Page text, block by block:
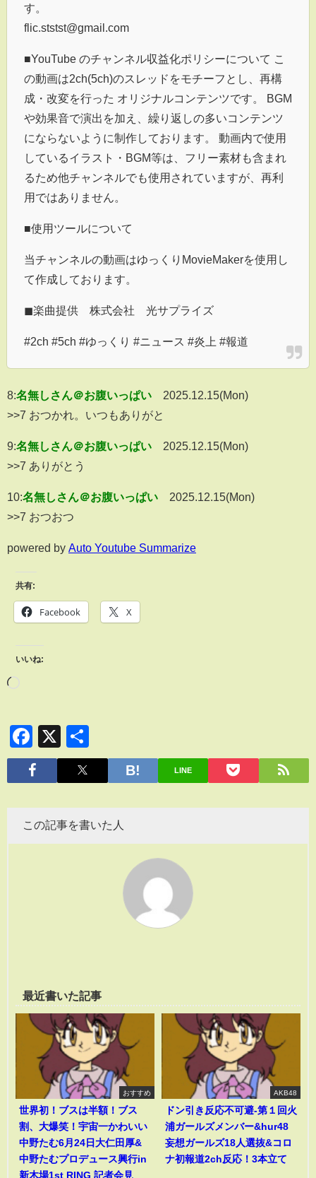
す。
flic.ststst@gmail.com
■YouTube のチャンネル収益化ポリシーについて こ
の動画は2ch(5ch)のスレッドをモチーフとし、再構
成・改変を行った オリジナルコンテンツです。 BGM
や効果音で演出を加え、繰り返しの多いコンテンツ
にならないように制作しております。 動画内で使用
しているイラスト・BGM等は、フリー素材も含まれ
るため他チャンネルでも使用されていますが、再利
用ではありません。
■使用ツールについて
当チャンネルの動画はゆっくりMovieMakerを使用し
て作成しております。
◼︎楽曲提供 株式会社 光サプライズ
#2ch #5ch #ゆっくり #ニュース #炎上 #報道
8:名無しさん＠お腹いっぱい
2025.12.15(Mon)
>>7 おつかれ。いつもありがと
9:名無しさん＠お腹いっぱい
2025.12.15(Mon)
>>7 ありがとう
10:名無しさん＠お腹いっぱい
2025.12.15(Mon)
>>7 おつおつ
powered by Auto Youtube Summarize
共有:
Facebook X
いいね:
Facebook
X
有
LINE
この記事を書いた人
最近書いた記事
おすすめ
世界初！ブスは半額！ブス
割、大爆笑！宇宙一かわいい
中野たむ6月24日大仁田厚&
中野たむプロデュース興行in
新木場1st RING 記者会見
AKB48
ドン引き反応不可避-第１回火
浦ガールズメンバー&hur48
妄想ガールズ18人選抜&コロ
ナ初報道2ch反応！3本立て